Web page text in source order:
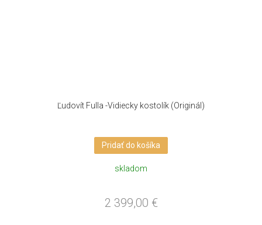
Ľudovít Fulla -Vidiecky kostolík (Originál)
Pridať do košíka
skladom
2 399,00 €